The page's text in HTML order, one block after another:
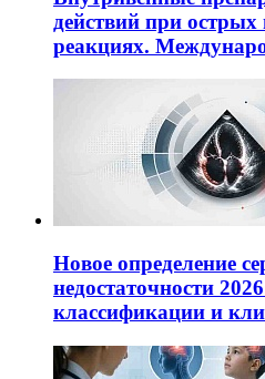
действий при
реакциях.
Новое определение
недостаточности
классификации и